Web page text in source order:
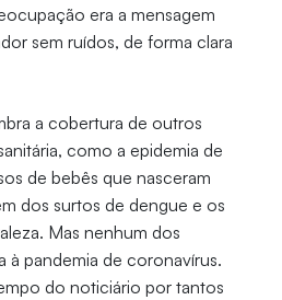
era a mensagem
sem ruídos, de forma clara
a cobertura de outros
como a epidemia de
de bebês que nasceram
dos surtos de dengue e os
Mas nenhum dos
à pandemia de coronavírus.
do noticiário por tantos